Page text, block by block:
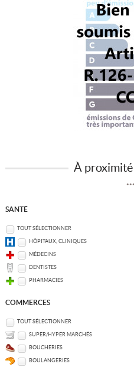
À
...
SANTÉ
TOUT SÉLECTIONNER
HÔPITAUX, CLINIQUES
MÉDECINS
DENTISTES
PHARMACIES
COMMERCES
TOUT SÉLECTIONNER
SUPER/HYPER MARCHÉS
BOUCHERIES
BOULANGERIES